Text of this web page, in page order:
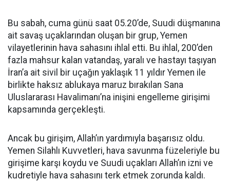
Bu sabah, cuma günü saat 05.20’de, Suudi düşmanına
ait savaş uçaklarından oluşan bir grup, Yemen
vilayetlerinin hava sahasını ihlal etti. Bu ihlal, 200’den
fazla mahsur kalan vatandaş, yaralı ve hastayı taşıyan
İran’a ait sivil bir uçağın yaklaşık 11 yıldır Yemen ile
birlikte haksız ablukaya maruz bırakılan Sana
Uluslararası Havalimanı’na inişini engelleme girişimi
kapsamında gerçekleşti.
Ancak bu girişim, Allah’ın yardımıyla başarısız oldu.
Yemen Silahlı Kuvvetleri, hava savunma füzeleriyle bu
girişime karşı koydu ve Suudi uçakları Allah’ın izni ve
kudretiyle hava sahasını terk etmek zorunda kaldı.